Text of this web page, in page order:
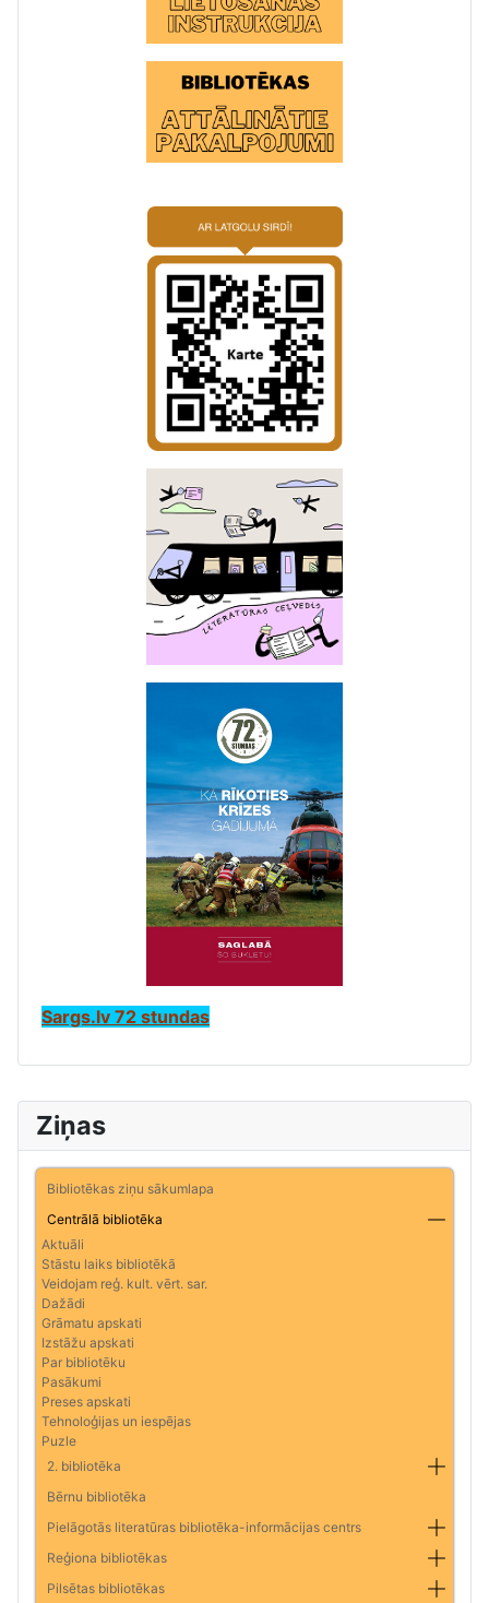
Ziņas
Bibliotēkas ziņu sākumlapa
Centrālā bibliotēka
Aktuāli
Stāstu laiks bibliotēkā
Veidojam reģ. kult. vērt. sar.
Dažādi
Grāmatu apskati
Izstāžu apskati
Par bibliotēku
Pasākumi
Preses apskati
Tehnoloģijas un iespējas
Puzle
2. bibliotēka
Bērnu bibliotēka
Pielāgotās literatūras bibliotēka-informācijas centrs
Reģiona bibliotēkas
Pilsētas bibliotēkas
Sargs.lv 72 stundas